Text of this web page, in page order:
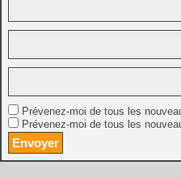
Prévenez-moi de tous les
Prévenez-moi de tous les